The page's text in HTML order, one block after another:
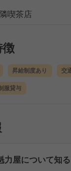
喫茶店
昇給制度あり 交
服貸与
力屋について知る